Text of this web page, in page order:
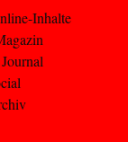
Inhalte